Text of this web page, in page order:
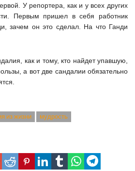
У репортера, как и у всех других
Первым пришел в себя работник
зачем он это сделал. На что Ганди
как и тому, кто найдет упавшую,
а вот две сандалии обязательно
из жизни
мудрость